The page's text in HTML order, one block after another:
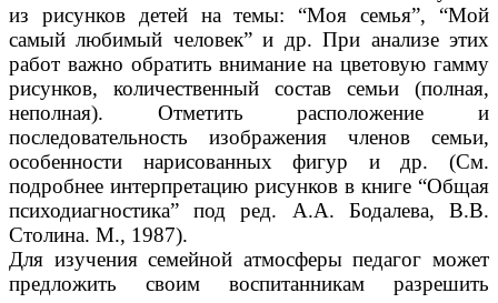
из рисунков детей на темы: “Моя семья”, “Мой
самый любимый человек” и др. При анализе этих
работ важно обратить внимание на цветовую гамму
рисунков, количественный состав семьи (полная,
неполная). Отметить расположение и
последовательность изображения членов семьи,
особенности нарисованных фигур и др. (См.
подробнее интерпретацию рисунков в книге “Общая
психодиагностика” под ред. А.А. Бодалева, В.В.
Столина. М., 1987).
Для изучения семейной атмосферы педагог может
предложить своим воспитанникам разрешить